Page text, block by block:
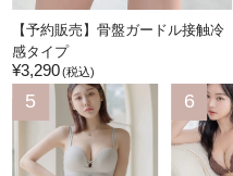
【予約販売】骨盤ガードル接触冷
感タイプ
¥3,290 (税込)
5 6